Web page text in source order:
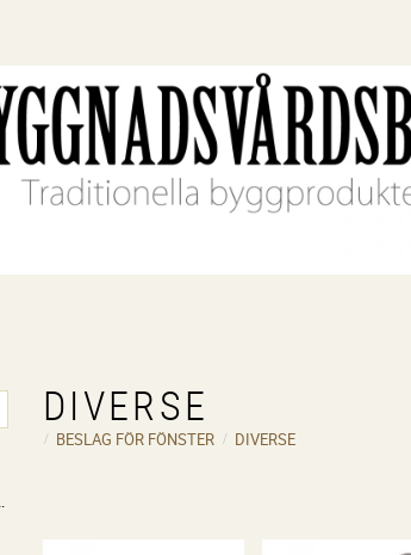
DIVERSE
BESLAG FÖR FÖNSTER DIVERSE